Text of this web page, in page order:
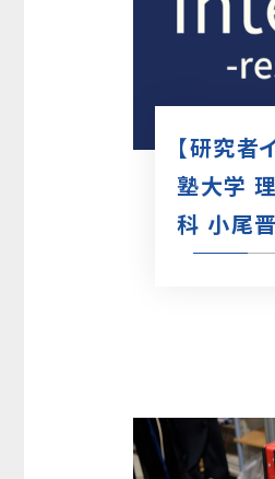
【研究者
塾大学
科 小尾